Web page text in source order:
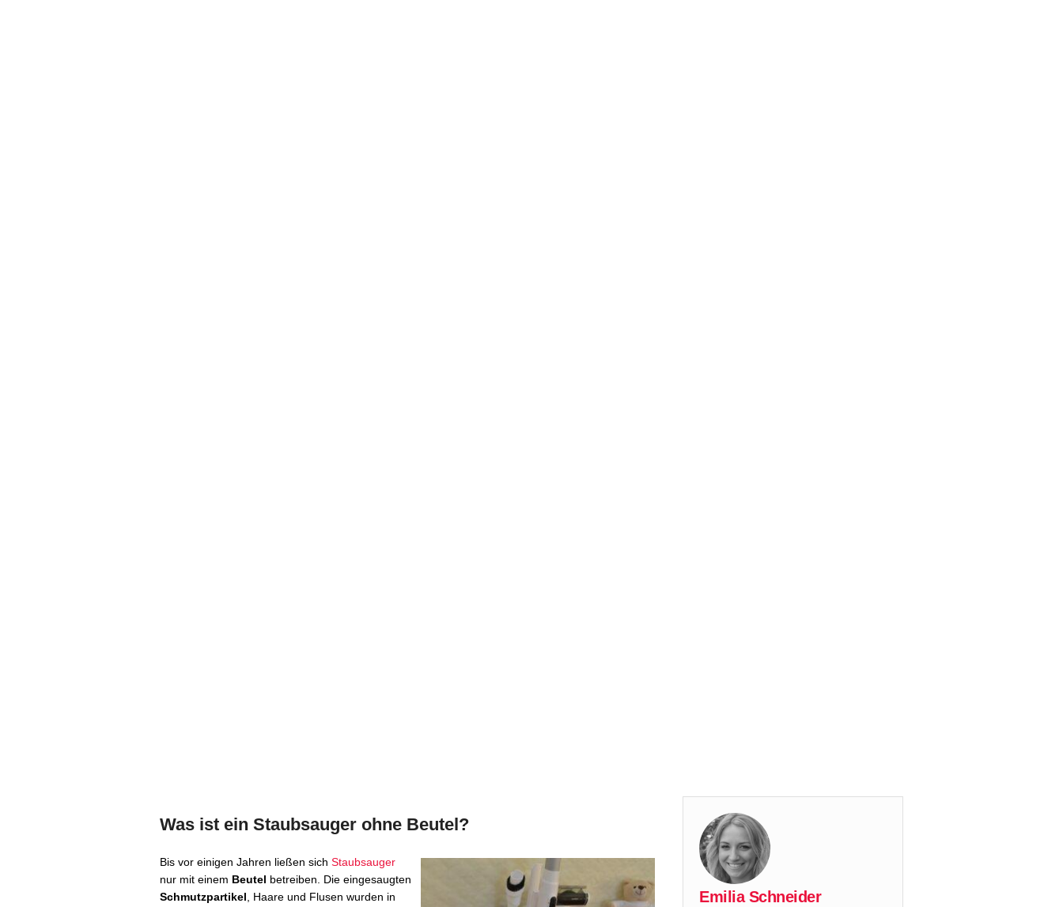
Was ist ein Staubsauger ohne Beutel?
Bis vor einigen Jahren ließen sich Staubsauger
nur mit einem Beutel betreiben. Die eingesaugten
Schmutzpartikel , Haare und Flusen wurden in
Emilia Schneider